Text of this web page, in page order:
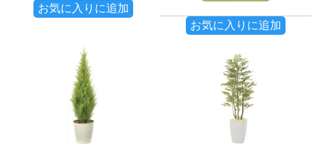
お気に入りに追加
お気に入りに追加